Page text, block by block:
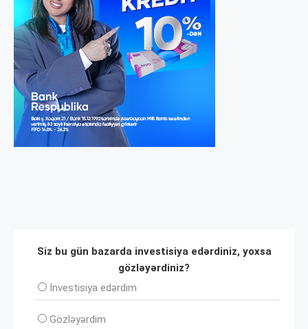
Siz bu gün bazarda investisiya edərdiniz, yoxsa
gözləyərdiniz?
İnvеstisiya edərdim
Gözləyərdim